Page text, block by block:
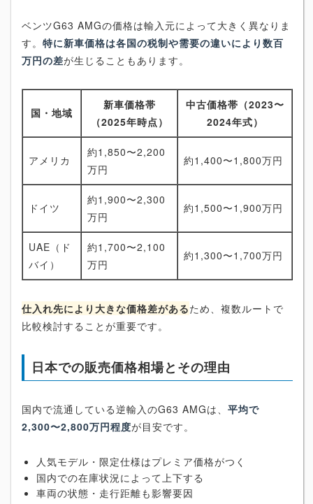
ベンツG63 AMGの価格は輸入元によって大きく異なりま
す。 特に新車価格は各国の税制や需要の違いにより数百
万円の差が生じることもあります。
国・地域
新車価格帯
（2025年時点）
中古価格帯（2023〜
2024年式）
アメリカ
約1,850〜2,200
万円
約1,400〜1,800万円
ドイツ
約1,900〜2,300
万円
約1,500〜1,900万円
UAE（ド
バイ）
約1,700〜2,100
万円
約1,300〜1,700万円
仕入れ先により大きな価格差があるため、複数ルートで
比較検討することが重要です。
日本での販売価格相場とその理由
国内で流通している逆輸入のG63 AMGは、 平均で
2,300〜2,800万円程度が目安です。
人気モデル・限定仕様はプレミア価格がつく
国内での在庫状況によって上下する
車両の状態・走行距離も影響要因